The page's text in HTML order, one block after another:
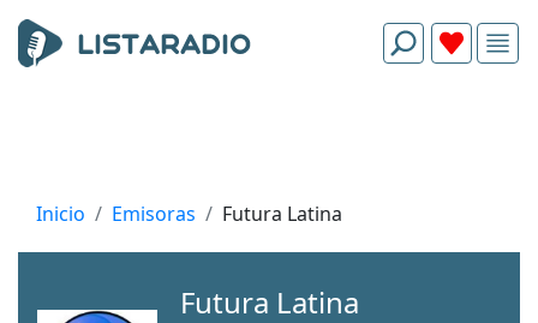
Inicio Emisoras Futura Latina
Futura Latina